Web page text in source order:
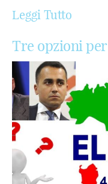
Leggi Tutto
Tre opzioni